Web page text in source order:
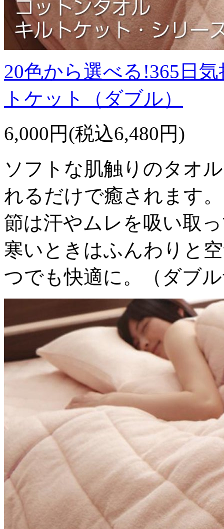
20色から選べる!365日
トケット（ダブル）
6,000円(税込6,480円)
ソフトな肌触りのタオ
れるだけで癒されます
節は汗やムレを吸い取
寒いときはふんわりと
つでも快適に。（ダブ